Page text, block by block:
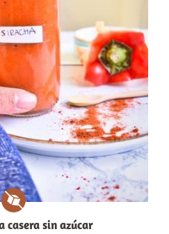
casera sin azúcar